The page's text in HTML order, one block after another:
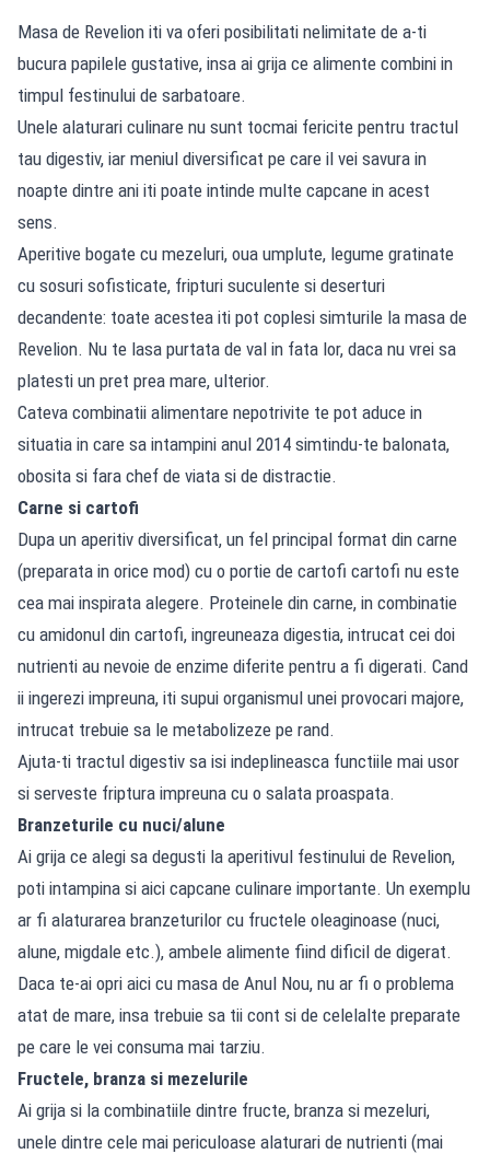
Masa de Revelion iti va oferi posibilitati nelimitate de a-ti
bucura papilele gustative, insa ai grija ce alimente combini in
timpul festinului de sarbatoare.
Unele alaturari culinare nu sunt tocmai fericite pentru tractul
tau digestiv, iar meniul diversificat pe care il vei savura in
noapte dintre ani iti poate intinde multe capcane in acest
sens.
Aperitive bogate cu mezeluri, oua umplute, legume gratinate
cu sosuri sofisticate, fripturi suculente si deserturi
decandente: toate acestea iti pot coplesi simturile la masa de
Revelion. Nu te lasa purtata de val in fata lor, daca nu vrei sa
platesti un pret prea mare, ulterior.
Cateva combinatii alimentare nepotrivite te pot aduce in
situatia in care sa intampini anul 2014 simtindu-te balonata,
obosita si fara chef de viata si de distractie.
Carne si cartofi
Dupa un aperitiv diversificat, un fel principal format din carne
(preparata in orice mod) cu o portie de cartofi cartofi nu este
cea mai inspirata alegere. Proteinele din carne, in combinatie
cu amidonul din cartofi, ingreuneaza digestia, intrucat cei doi
nutrienti au nevoie de enzime diferite pentru a fi digerati. Cand
ii ingerezi impreuna, iti supui organismul unei provocari majore,
intrucat trebuie sa le metabolizeze pe rand.
Ajuta-ti tractul digestiv sa isi indeplineasca functiile mai usor
si serveste friptura impreuna cu o salata proaspata.
Branzeturile cu nuci/alune
Ai grija ce alegi sa degusti la aperitivul festinului de Revelion,
poti intampina si aici capcane culinare importante. Un exemplu
ar fi alaturarea branzeturilor cu fructele oleaginoase (nuci,
alune, migdale etc.), ambele alimente fiind dificil de digerat.
Daca te-ai opri aici cu masa de Anul Nou, nu ar fi o problema
atat de mare, insa trebuie sa tii cont si de celelalte preparate
pe care le vei consuma mai tarziu.
Fructele, branza si mezelurile
Ai grija si la combinatiile dintre fructe, branza si mezeluri,
unele dintre cele mai periculoase alaturari de nutrienti (mai